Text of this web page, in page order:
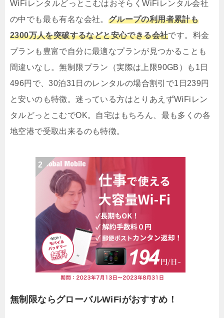
WiFiレンタルどっとこむはおそらくWiFiレンタル会社
の中でも最も有名な会社。 グループの利用者累計も
2300万人を突破するなどと安心できる会社です。料金
プランも豊富で自分に最適なプランが見つかることも
間違いなし。無制限プラン（実際は上限90GB）も1日
496円で、30泊31日のレンタルの場合割引で1日239円
と安いのも特徴。迷っている方はとりあえずWiFiレン
タルどっとこむでOK。自宅はもちろん、最も多くの各
地空港で受取出来るのも特徴。
無制限ならグローバルWiFiがおすすめ！